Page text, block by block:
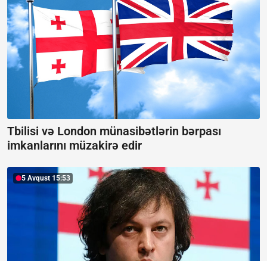
Tbilisi və London münasibətlərin bərpası
imkanlarını müzakirə edir
5 Avqust 15:53